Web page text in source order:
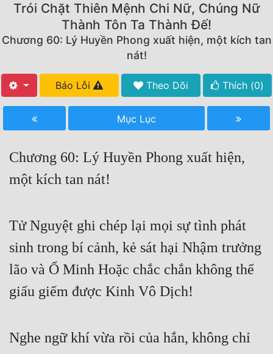
Truyện Mới Ra
Truyện Convert
Truyện Dịch
Truyện ngắn
Cổ Tiên Hiệp
Trói Chặt Thiên Mệnh Chi Nữ, Chúng Nữ
Thành Tôn Ta Thành Đế!
Chương 60: Lý Huyền Phong xuất hiện, một kích tan
nát!
Báo Lỗi Theo Dõi Thích (0)
Mục Lục
Chương 60: Lý Huyền Phong xuất hiện,
một kích tan nát!
Tử Nguyệt ghi chép lại mọi sự tình phát
sinh trong bí cảnh, kẻ sát hại Nhậm trưởng
lão và Ổ Minh Hoặc chắc chắn không thể
giấu giếm được Kinh Vô Dịch!
Nghe ngữ khí vừa rồi của hắn, không chỉ